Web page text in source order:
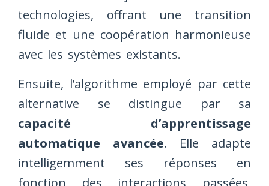
technologies, offrant une transition
fluide et une coopération harmonieuse
avec les systèmes existants.
Ensuite, l’algorithme employé par cette
alternative se distingue par sa
capacité d’apprentissage
automatique avancée. Elle adapte
intelligemment ses réponses en